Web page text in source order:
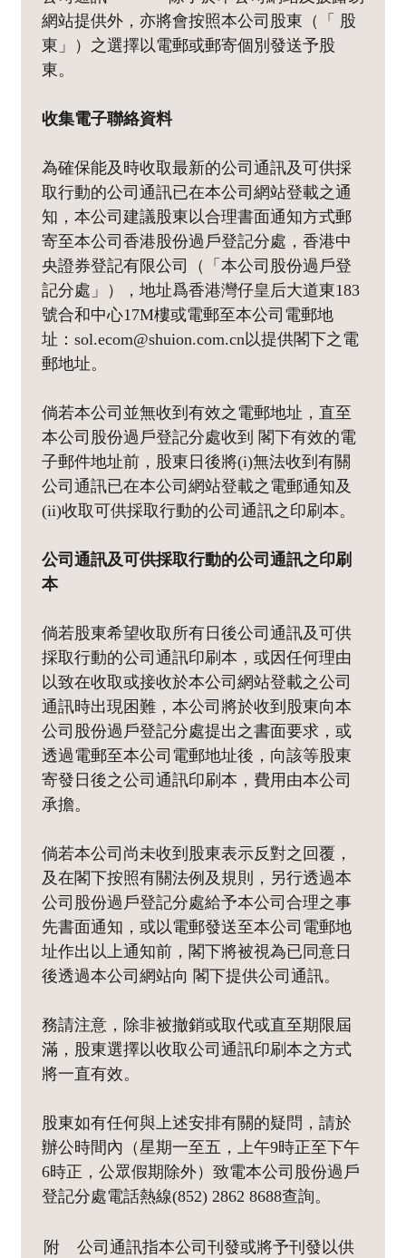
網站提供外，亦將會按照本公司股東（「 股
東」）之選擇以電郵或郵寄個別發送予股
東。
收集電子聯絡資料
為確保能及時收取最新的公司通訊及可供採
取行動的公司通訊已在本公司網站登載之通
知，本公司建議股東以合理書面通知方式郵
寄至本公司香港股份過戶登記分處，香港中
央證券登記有限公司（「本公司股份過戶登
記分處」），地址爲香港灣仔皇后大道東183
號合和中心17M樓或電郵至本公司電郵地
址：sol.ecom@shuion.com.cn以提供閣下之電
郵地址。
倘若本公司並無收到有效之電郵地址，直至
本公司股份過戶登記分處收到 閣下有效的電
子郵件地址前，股東日後將(i)無法收到有關
公司通訊已在本公司網站登載之電郵通知及
(ii)收取可供採取行動的公司通訊之印刷本。
公司通訊及可供採取行動的公司通訊之印刷
本
倘若股東希望收取所有日後公司通訊及可供
採取行動的公司通訊印刷本，或因任何理由
以致在收取或接收於本公司網站登載之公司
通訊時出現困難，本公司將於收到股東向本
公司股份過戶登記分處提出之書面要求，或
透過電郵至本公司電郵地址後，向該等股東
寄發日後之公司通訊印刷本，費用由本公司
承擔。
倘若本公司尚未收到股東表示反對之回覆，
及在閣下按照有關法例及規則，另行透過本
公司股份過戶登記分處給予本公司合理之事
先書面通知，或以電郵發送至本公司電郵地
址作出以上通知前，閣下將被視為已同意日
後透過本公司網站向 閣下提供公司通訊。
務請注意，除非被撤銷或取代或直至期限屆
滿，股東選擇以收取公司通訊印刷本之方式
將一直有效。
股東如有任何與上述安排有關的疑問，請於
辦公時間內（星期一至五，上午9時正至下午
6時正，公眾假期除外）致電本公司股份過戶
登記分處電話熱線(852) 2862 8688查詢。
附
公司通訊指本公司刊發或將予刊發以供